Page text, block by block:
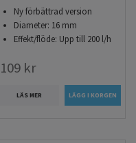
Ny förbättrad version
Diameter: 16 mm
Effekt/flöde: Upp till 200 l/h
109 kr
LÄS MER